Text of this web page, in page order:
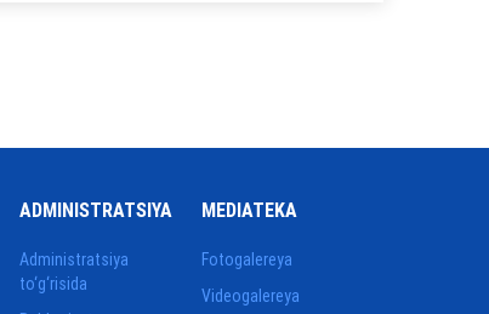
ADMINISTRATSIYA
Administratsiya
to‘g‘risida
MEDIATEKA
Fotogalereya
Videogalereya